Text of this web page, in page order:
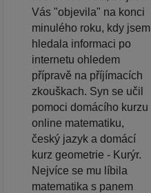
Vás "objevila" na konci
minulého roku, kdy jsem
hledala informaci po
internetu ohledem
přípravě na příjímacích
zkouškach. Syn se učil
pomoci domácího kurzu
online matematiku,
český jazyk a domácí
kurz geometrie - Kurýr.
Nejvíce se mu líbila
matematika s panem